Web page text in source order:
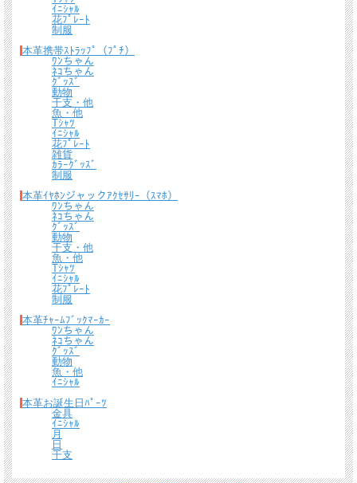
ｲﾆｼｬﾙ
花ﾌﾟﾚｰﾄ
制服
本革携帯ｽﾄﾗｯﾌﾟ（ﾌﾟﾁ）
ﾜﾝちゃん
ﾈｺちゃん
ｸﾞｯｽﾞ
動物
干支・他
魚・他
Tｼｬﾂ
ｲﾆｼｬﾙ
花ﾌﾟﾚｰﾄ
雑貨
ｶﾗｰｸﾞｯｽﾞ
制服
本革ｲﾔﾎﾝジャックｱｸｾｻﾘｰ（ｽﾏﾎ）
ﾜﾝちゃん
ﾈｺちゃん
ｸﾞｯｽﾞ
動物
干支・他
魚・他
Tｼｬﾂ
ｲﾆｼｬﾙ
花ﾌﾟﾚｰﾄ
制服
本革ﾁｬｰﾑﾌﾞｯｸﾏｰｶｰ
ﾜﾝちゃん
ﾈｺちゃん
ｸﾞｯｽﾞ
動物
魚・他
ｲﾆｼｬﾙ
本革お誕生日ﾊﾟｰﾂ
金具
ｲﾆｼｬﾙ
月
日
干支